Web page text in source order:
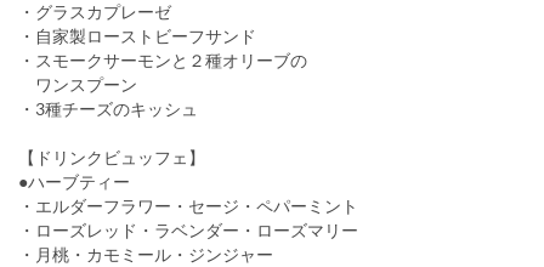
・グラスカプレーゼ
・自家製ローストビーフサンド
・スモークサーモンと２種オリーブの
ワンスプーン
・3種チーズのキッシュ
【ドリンクビュッフェ】
●ハーブティー
・エルダーフラワー・セージ・ペパーミント
・ローズレッド・ラベンダー・ローズマリー
・月桃・カモミール・ジンジャー